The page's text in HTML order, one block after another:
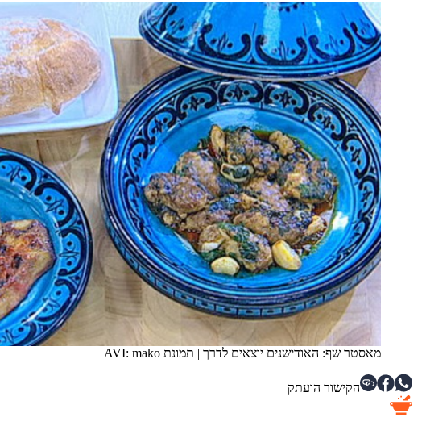
מאסטר שף: האודישנים יוצאים לדרך | תמונת AVI: mako
הקישור הועתק